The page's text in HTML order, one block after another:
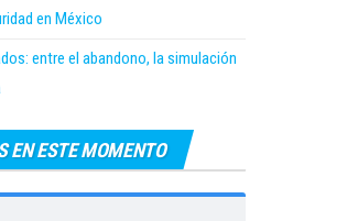
en México
entre el abandono, la simulación
EN ESTE MOMENTO